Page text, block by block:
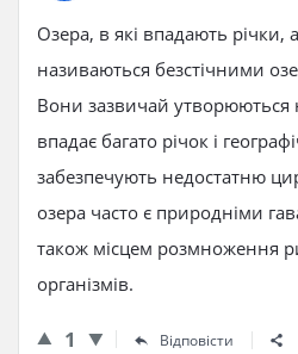
Озера, в які впадають річки,
називаються безстічними
Вони зазвичай утворюються
впадає багато річок і
забезпечують недостатню
озера часто є природніми
також місцем розмноження
організмів.
1 Відповісти